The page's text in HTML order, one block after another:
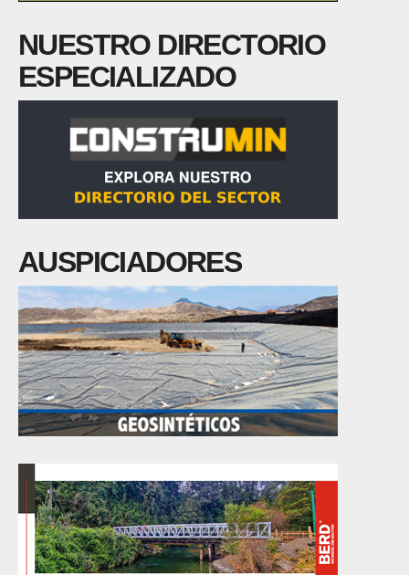
NUESTRO DIRECTORIO
ESPECIALIZADO
AUSPICIADORES